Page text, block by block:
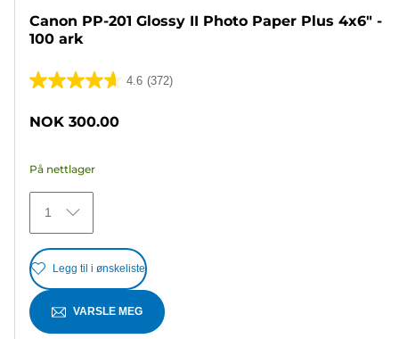
Canon PP-201 Glossy II Photo Paper Plus 4x6" -
100 ark
4.6 (372)
4.6
372
omtaler
NOK 300.00
På nettlager
1
Legg til i ønskeliste
VARSLE MEG